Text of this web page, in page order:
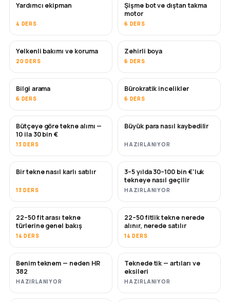
Yardımcı ekipman
4 DERS
Şişme bot ve dıştan takma
motor
6 DERS
Yelkenli bakımı ve koruma
20 DERS
YAKINDA
Zehirli boya
6 DERS
Bilgi arama
6 DERS
Bürokratik incelikler
6 DERS
YAKINDA
Bütçeye göre tekne alımı —
10 ila 30 bin €
13 DERS
YAKINDA
Büyük para nasıl kaybedilir
HAZIRLANIYOR
YENI
Bir tekne nasıl karlı satılır
13 DERS
YENI
3–5 yılda 30–100 bin €'luk
tekneye nasıl geçilir
HAZIRLANIYOR
YAKINDA
22–50 fit arası tekne
türlerine genel bakış
14 DERS
YAKINDA
22–50 fitlik tekne nerede
alınır, nerede satılır
14 DERS
YAKINDA
Benim teknem — neden HR
382
HAZIRLANIYOR
YAKINDA
Teknede tik — artıları ve
eksileri
HAZIRLANIYOR